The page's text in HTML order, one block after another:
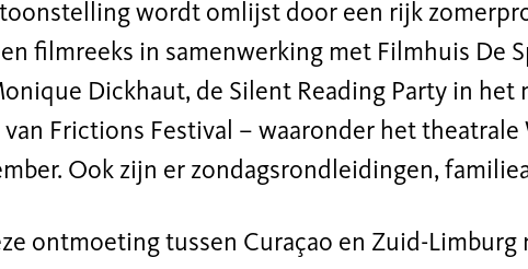
wordt omlijst door een rijk
filmreeks in samenwerking met Filmhuis De
Dickhaut, de Silent Reading Party in het
Frictions Festival – waaronder het
Ook zijn er zondagsrondleidingen,
ontmoeting tussen Curaçao en Zuid-Limburg